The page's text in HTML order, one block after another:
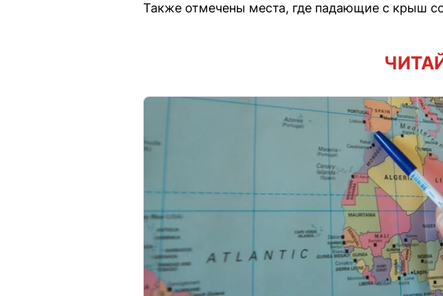
Также отмечены места, где падающие с крыш